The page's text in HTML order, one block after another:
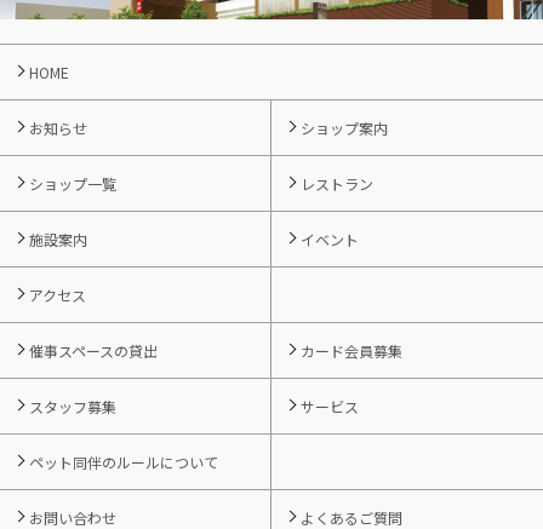
HOME
お知らせ ショップ案内
ショップ一覧 レストラン
施設案内 イベント
アクセス
催事スペースの貸出 カード会員募集
スタッフ募集 サービス
ペット同伴のルールについて
お問い合わせ よくあるご質問